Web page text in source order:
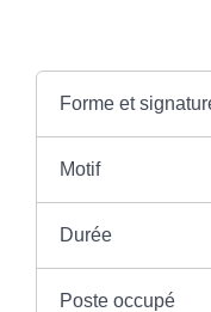
Forme et
Motif
Durée
Poste occupé